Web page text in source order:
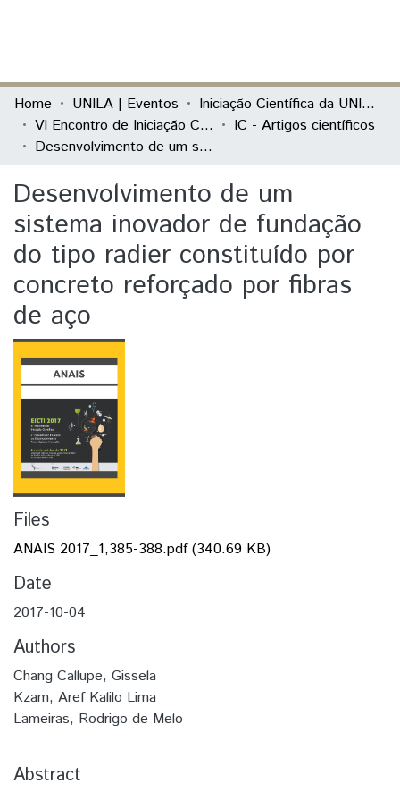
Communities & Collections
All of DSpace
Home UNILA | Eventos
Iniciação Científica da UNILA (IC)
VI Encontro de Iniciação Científica e II Encontro de Iniciação ao Desenvolvimento Tecnológico e Inovação
IC - Artigos científicos
Desenvolvimento de um sistema inovador de fundação do tipo radier constituído por concreto reforçado por fibras de aço
Desenvolvimento de um
sistema inovador de fundação
do tipo radier constituído por
concreto reforçado por fibras
de aço
Files
ANAIS 2017_1,385-388.pdf(340.69 KB)
Date
2017-10-04
Authors
Chang Callupe, Gissela
Kzam, Aref Kalilo Lima
Lameiras, Rodrigo de Melo
Abstract